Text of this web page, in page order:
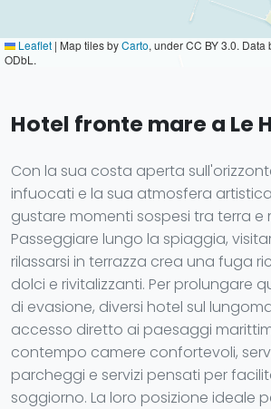
Leaflet | Map tiles byCarto, under CC BY 3.0.
ODbL.
Hotel fronte mare a Le
Con la sua costa aperta
infuocati e la sua atmosfera
gustare momenti sospesi tra terra e
Passeggiare lungo la spiaggia,
rilassarsi in terrazza crea una fuga
dolci e rivitalizzanti. Per prolungare
di evasione, diversi hotel sul
accesso diretto ai paesaggi
contempo camere confortevoli,
parcheggi e servizi pensati per
soggiorno. La loro posizione ideale